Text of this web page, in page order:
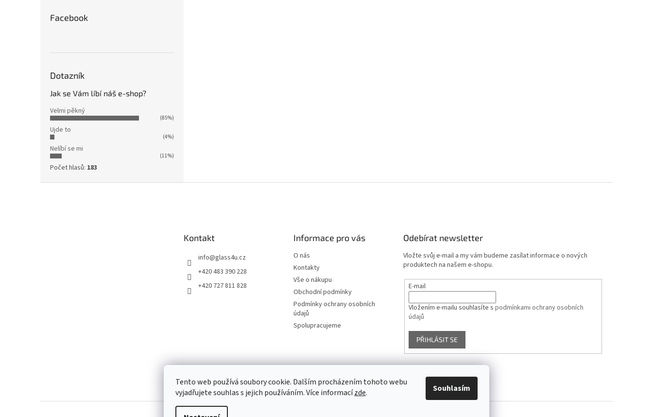
Tento web používá soubory cookie. Dalším procházením tohoto webu
vyjadřujete souhlas s jejich používáním. Více informacízde. Souhlasím
Facebook
Dotazník
Jak se Vám líbí náš e-shop?
Velmi pěkný
(85%)
Ujde to
(4%)
Nelíbí se mi
(11%)
Počet hlasů: 183
Kontakt
info@glass4u.cz
+420 483 390 228
+420 727 811 828
Informace pro vás
O nás
Kontakty
Vše o nákupu
Obchodní podmínky
Podmínky ochrany osobních
údajů
Spolupracujeme
Odebírat newsletter
Vložte svůj e-mail a my vám budeme zasílat informace o nových
produktech na našem e-shopu.
E-mail
Vložením e-mailu souhlasíte spodmínkami ochrany osobních
údajů
PŘIHLÁSIT SE
Facebook